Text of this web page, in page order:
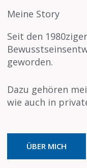
Meine Story
Seit den
geworden.
Dazu gehören
wie auch in
ÜBER MICH